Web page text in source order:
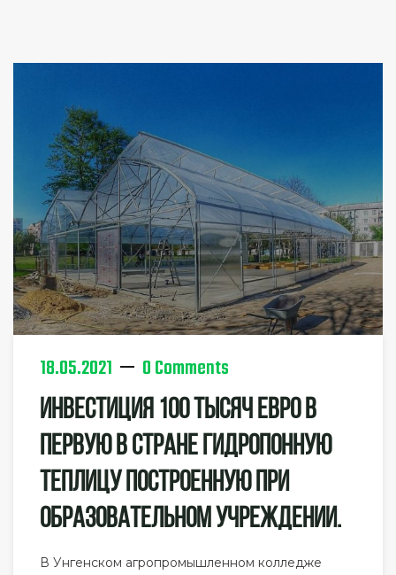
18.05.2021 0 Comments
Инвестиция 100 Тысяч Евро В
Первую В Стране Гидропонную
Теплицу Построенную При
Образовательном Учреждении.
В Унгенском агропромышленном колледже